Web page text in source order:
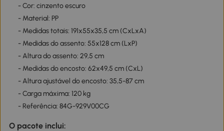
- Cor: cinzento escuro
- Material: PP
- Medidas totais: 191x55x35,5 cm (CxLxA)
- Medidas do assento: 55x128 cm (LxP)
- Altura do assento: 29,5 cm
- Medidas do encosto: 62x49,5 cm (CxL)
- Altura ajustável do encosto: 35,5-87 cm
- Carga máxima: 120 kg
- Referência: 84G-929V00CG
O pacote inclui: